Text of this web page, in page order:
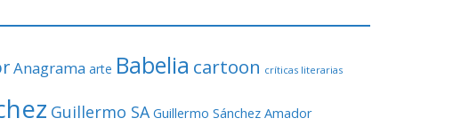
í
e
Anagrama arte Babelia cartoon críticas literarias
Guillermo SA Guillermo Sánchez Amador